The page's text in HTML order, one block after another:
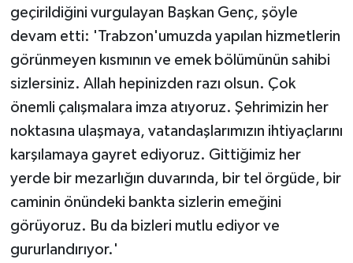
geçirildiğini vurgulayan Başkan Genç, şöyle
devam etti: 'Trabzon'umuzda yapılan hizmetlerin
görünmeyen kısmının ve emek bölümünün sahibi
sizlersiniz. Allah hepinizden razı olsun. Çok
önemli çalışmalara imza atıyoruz. Şehrimizin her
noktasına ulaşmaya, vatandaşlarımızın ihtiyaçlarını
karşılamaya gayret ediyoruz. Gittiğimiz her
yerde bir mezarlığın duvarında, bir tel örgüde, bir
caminin önündeki bankta sizlerin emeğini
görüyoruz. Bu da bizleri mutlu ediyor ve
gururlandırıyor.'